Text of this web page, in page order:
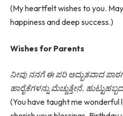
(My heartfelt wishes to you.
happiness and deep success.)
Wishes for Parents
ನೀವು ನನಗೆ ಈ ಪರಿ ಅದ್ಭುತವಾದ
ಹಾರೈಕೆಗಳನ್ನು ಮೆಚ್ಚುತ್ತೇನೆ.
(You have taught me wonderful